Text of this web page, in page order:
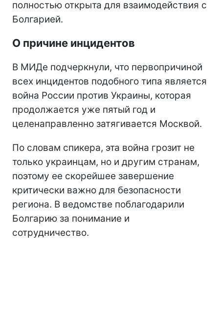
полностью открыта для взаимодействия с
Болгарией.
О причине инцидентов
В МИДе подчеркнули, что первопричиной
всех инцидентов подобного типа является
война России против Украины, которая
продолжается уже пятый год и
целенаправленно затягивается Москвой.
По словам спикера, эта война грозит не
только украинцам, но и другим странам,
поэтому ее скорейшее завершение
критически важно для безопасности
региона. В ведомстве поблагодарили
Болгарию за понимание и
сотрудничество.